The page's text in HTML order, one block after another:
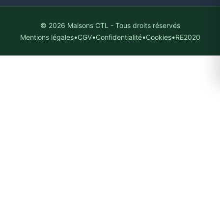
© 2026 Maisons CTL - Tous droits réservés
Mentions légales•CGV•Confidentialité•Cookies•RE2020
Ces cookies sont utilisés pour mesurer